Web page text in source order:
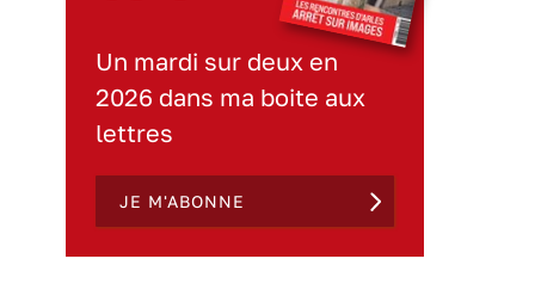
Un mardi sur deux en
2026 dans ma boite aux
lettres
JE M'ABONNE